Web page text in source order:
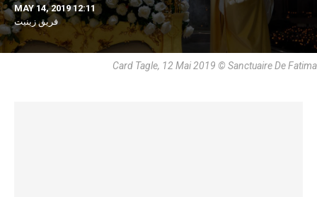
MAY 14, 2019 12:11
فريق زينيت
Card Tagle, 12 Mai 2019 © Sanctuaire De Fatima